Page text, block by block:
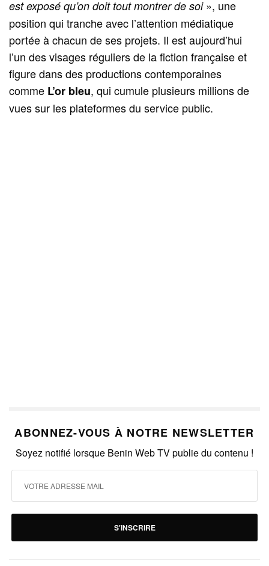
est exposé qu’on doit tout montrer de soi», une
position qui tranche avec l’attention médiatique
portée à chacun de ses projets. Il est aujourd’hui
l’un des visages réguliers de la fiction française et
figure dans des productions contemporaines
comme L’or bleu, qui cumule plusieurs millions de
vues sur les plateformes du service public.
ABONNEZ-VOUS À NOTRE NEWSLETTER
Soyez notifié lorsque Benin Web TV publie du contenu !
S'INSCRIRE